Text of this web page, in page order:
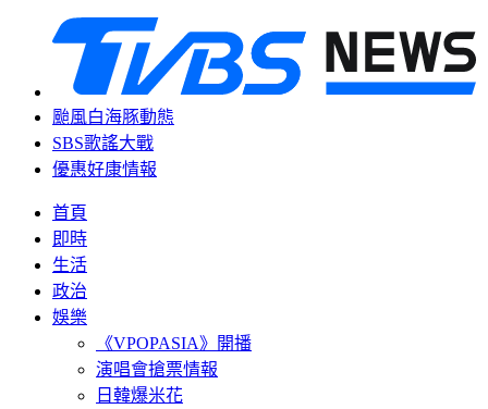
颱風白海豚動態
SBS歌謠大戰
優惠好康情報
首頁
即時
生活
政治
娛樂
《VPOPASIA》開播
演唱會搶票情報
日韓爆米花